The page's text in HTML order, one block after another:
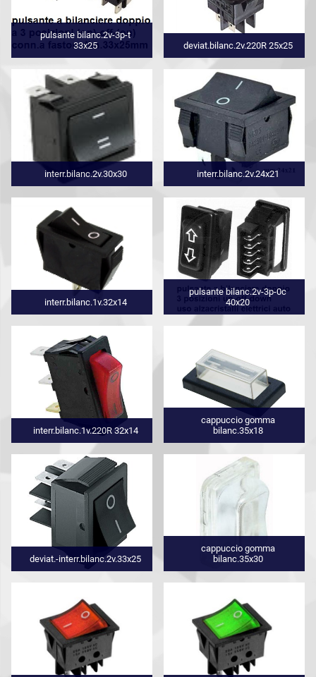
pulsante bilanc.2v-3p-t
33x25
deviat.bilanc.2v.220R 25x25
interr.bilanc.2v.30x30 interr.bilanc.2v.24x21
interr.bilanc.1v.32x14
pulsante bilanc.2v-3p-0c
40x20
interr.bilanc.1v.220R 32x14
cappuccio gomma
bilanc.35x18
deviat.-interr.bilanc.2v.33x25
cappuccio gomma
bilanc.35x30